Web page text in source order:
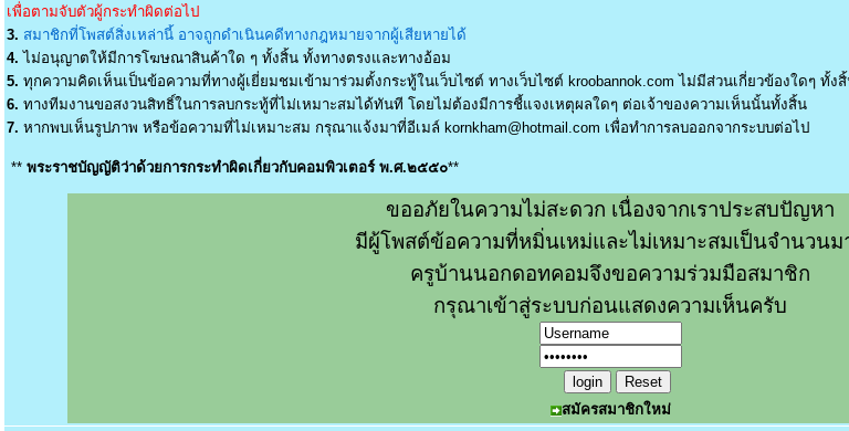
เพื่อตามจับตัวผู้กระทำผิดต่อไป
3. สมาชิกที่โพสต์สิ่งเหล่านี้ อาจถูกดำเนินคดีทางกฎหมายจากผู้เสียหายได้
4. ไม่อนุญาตให้มีการโฆษณาสินค้าใด ๆ ทั้งสิ้น ทั้งทางตรงและทางอ้อม
5. ทุกความคิดเห็นเป็นข้อความที่ทางผู้เยี่ยมชมเข้ามาร่วมตั้งกระทู้ในเว็บไซต์ ทางเว็บไซต์ kroobannok.com ไม่มีส่วนเกี่ยวข้องใดๆ ทั้ง
6. ทางทีมงานขอสงวนสิทธิ์ในการลบกระทู้ที่ไม่เหมาะสมได้ทันที โดยไม่ต้องมีการชี้แจงเหตุผลใดๆ ต่อเจ้าของความเห็นนั้นทั้งสิ้น
7. หากพบเห็นรูปภาพ หรือข้อความที่ไม่เหมาะสม กรุณาแจ้งมาที่อีเมล์ kornkham@hotmail.com เพื่อทำการลบออกจากระบบต่อไป
** พระราชบัญญัติว่าด้วยการกระทำผิดเกี่ยวกับคอมพิวเตอร์ พ.ศ.๒๕๕๐**
ขออภัยในความไม่สะดวก เนื่องจากเราประสบปัญหา
มีผู้โพสต์ข้อความที่หมิ่นเหม่และไม่เหมาะสมเป็นจำนวนม
ครูบ้านนอกดอทคอมจึงขอความร่วมมือสมาชิก
กรุณาเข้าสู่ระบบก่อนแสดงความเห็นครับ
สมัครสมาชิกใหม่